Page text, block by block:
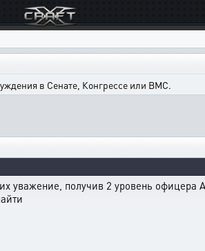
в Сенате, Конгрессе или ВМС.
уважение, получив 2 уровень офицера